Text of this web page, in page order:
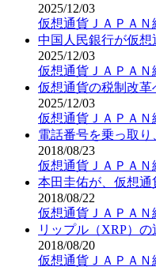
2025/12/03
仮想通貨ＪＡＰＡＮ
中国人民銀行が仮
2025/12/03
仮想通貨ＪＡＰＡＮ
仮想通貨の税制改革
2025/12/03
仮想通貨ＪＡＰＡＮ
電話番号を乗っ取
2018/08/23
仮想通貨ＪＡＰＡＮ
本田圭佑が、仮想通
2018/08/22
仮想通貨ＪＡＰＡＮ
リップル（XRP）
2018/08/20
仮想通貨ＪＡＰＡＮ